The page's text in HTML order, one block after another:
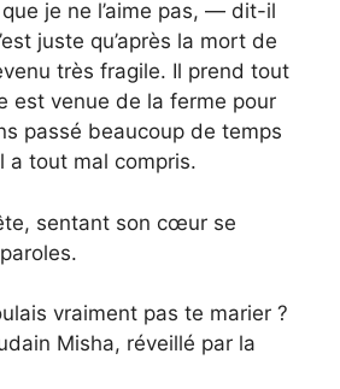
je ne l’aime pas, — dit-il
juste qu’après la mort de
très fragile. Il prend tout
est venue de la ferme pour
passé beaucoup de temps
a tout mal compris.
sentant son cœur se
vraiment pas te marier ?
Misha, réveillé par la